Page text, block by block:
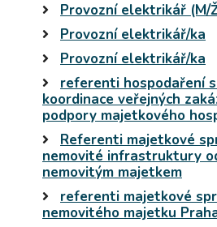
Provozní elektrikář (M/
Provozní elektrikář/ka
Provozní elektrikář/ka
referenti hospodaření
koordinace veřejných
podpory majetkového
Referenti majetkové
nemovité infrastruktury
nemovitým majetkem
referenti majetkové
nemovitého majetku